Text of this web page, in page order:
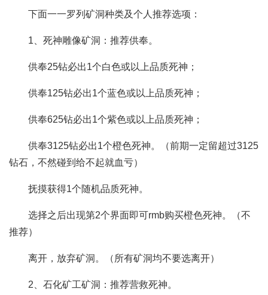
下面一一罗列矿洞种类及个人推荐选项：
1、死神雕像矿洞：推荐供奉。
供奉25钻必出1个白色或以上品质死神；
供奉125钻必出1个蓝色或以上品质死神；
供奉625钻必出1个紫色或以上品质死神；
供奉3125钻必出1个橙色死神。（前期一定留超过3125
钻石，不然碰到给不起就血亏）
抚摸获得1个随机品质死神。
选择之后出现第2个界面即可rmb购买橙色死神。（不
推荐）
离开，放弃矿洞。（所有矿洞均不要选离开）
2、石化矿工矿洞：推荐营救死神。